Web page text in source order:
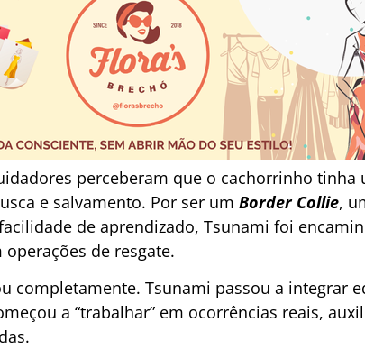
perceberam que o cachorrinho tinha
e salvamento. Por ser um Border Collie,
de aprendizado, Tsunami foi
de resgate.
completamente. Tsunami passou a integrar
a “trabalhar” em ocorrências reais,